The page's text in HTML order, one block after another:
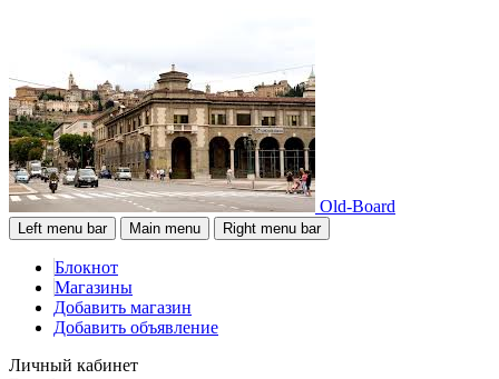
Old-Board
Left menu bar Main menu Right menu bar
Блокнот
Магазины
Добавить магазин
Добавить объявление
Личный кабинет